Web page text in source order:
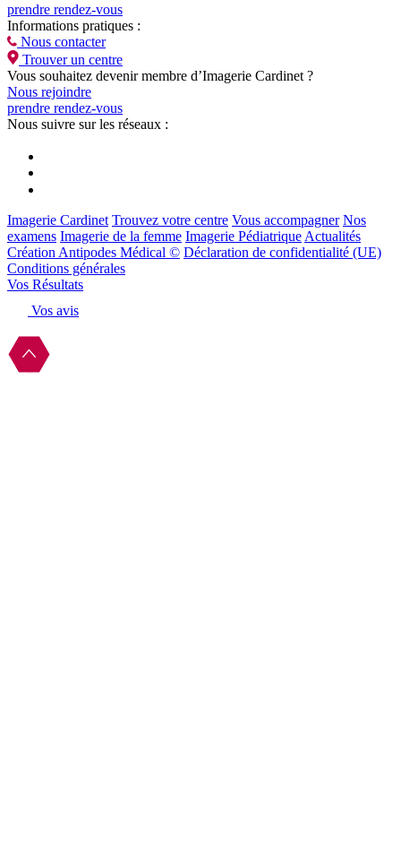
prendre rendez-vous
Informations pratiques :
Nous contacter
Trouver un centre
Vous souhaitez devenir membre d’Imagerie Cardinet ?
Nous rejoindre
prendre rendez-vous
Nous suivre sur les réseaux :
Imagerie Cardinet Trouvez votre centre Vous accompagner Nos
examens Imagerie de la femme Imagerie Pédiatrique Actualités
Création Antipodes Médical © Déclaration de confidentialité (UE)
Conditions générales
Vos Résultats
Vos avis